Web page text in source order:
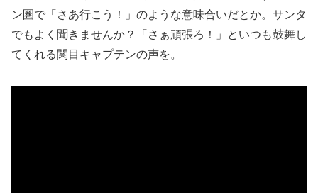
ン圏で「さあ行こう！」のような意味合いだとか。サンタ
でもよく聞きませんか？「さぁ頑張ろ！」といつも鼓舞し
てくれる関目キャプテンの声を。